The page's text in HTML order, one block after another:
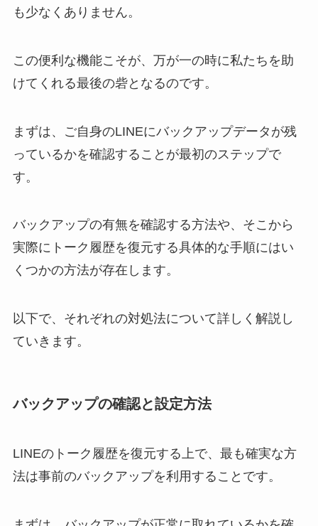
も少なくありません。
この便利な機能こそが、万が一の時に私たちを助
けてくれる最後の砦となるのです。
まずは、ご自身のLINEにバックアップデータが残
っているかを確認することが最初のステップで
す。
バックアップの有無を確認する方法や、そこから
実際にトーク履歴を復元する具体的な手順にはい
くつかの方法が存在します。
以下で、それぞれの対処法について詳しく解説し
ていきます。
バックアップの確認と設定方法
LINEのトーク履歴を復元する上で、最も確実な方
法は事前のバックアップを利用することです。